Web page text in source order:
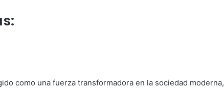
como una fuerza transformadora en la sociedad moderna,